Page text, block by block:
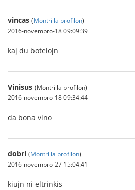
vincas (Montri la profilon)
2016-novembro-18 09:09:39
kaj du botelojn
Vinisus (Montri la profilon)
2016-novembro-18 09:34:44
da bona vino
dobri (Montri la profilon)
2016-novembro-27 15:04:41
kiujn ni eltrinkis